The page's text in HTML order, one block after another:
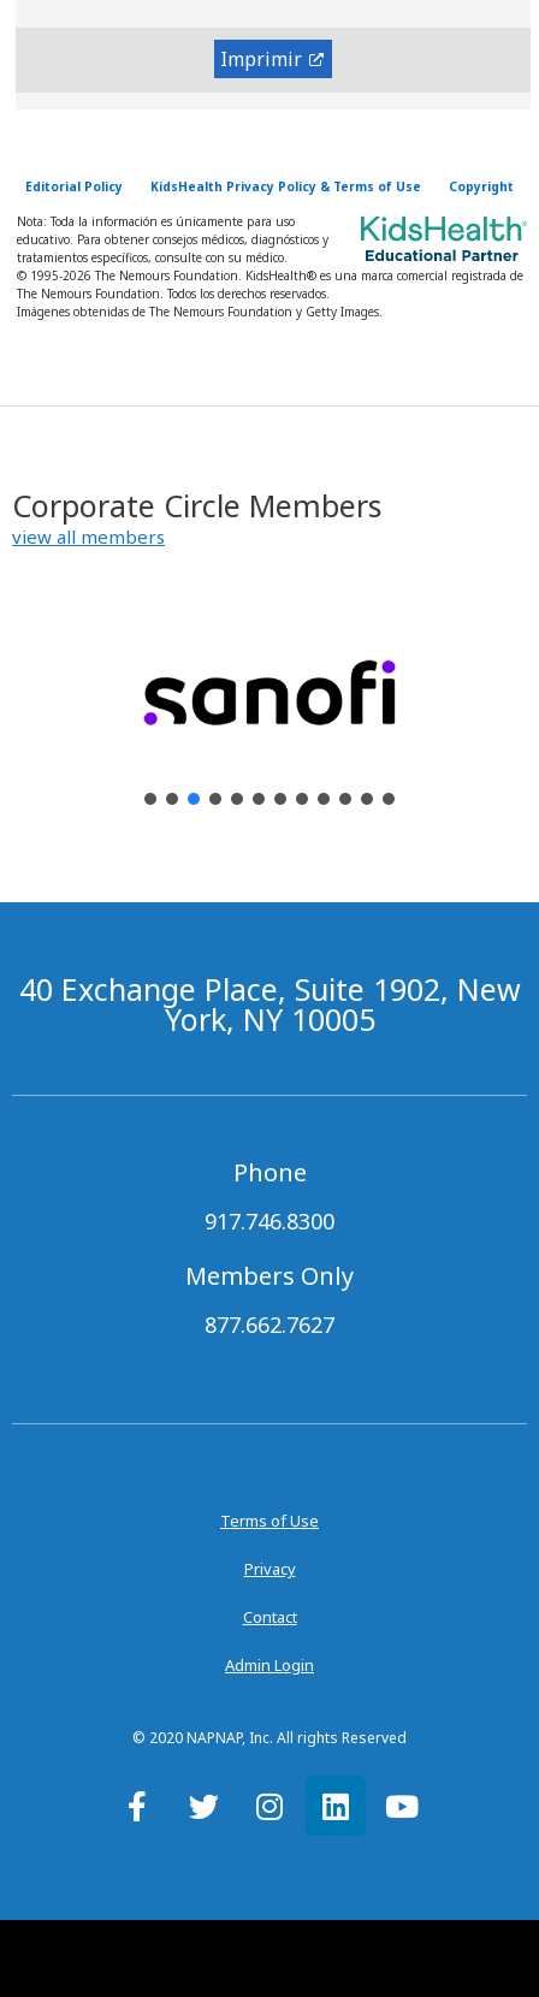
Imprimir
Editorial Policy KidsHealth Privacy Policy & Terms of Use Copyright
Nota: Toda la información es únicamente para uso
educativo. Para obtener consejos médicos, diagnósticos y
tratamientos específicos, consulte con su médico.
© 1995-2026 The Nemours Foundation. KidsHealth® es una marca comercial registrada de
The Nemours Foundation. Todos los derechos reservados.
Imágenes obtenidas de The Nemours Foundation y Getty Images.
Corporate Circle Members
view all members
40 Exchange Place, Suite 1902, New
York, NY 10005
Phone
917.746.8300
Members Only
877.662.7627
Terms of Use
Privacy
Contact
Admin Login
© 2020 NAPNAP, Inc. All rights Reserved